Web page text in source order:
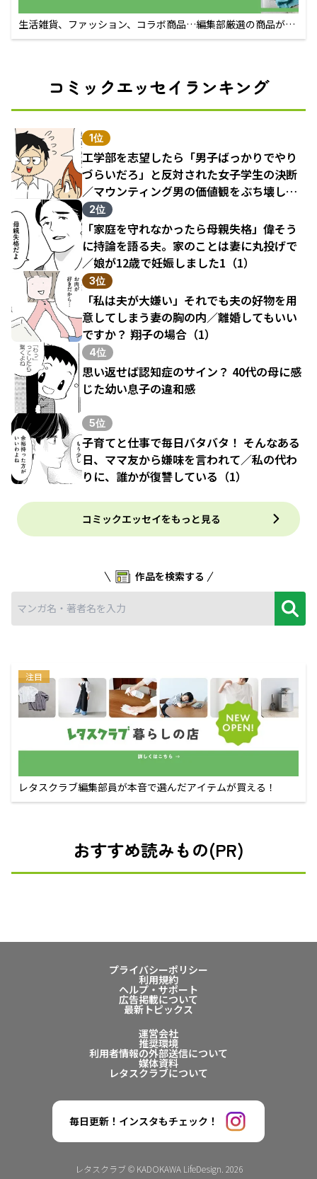
生活雑貨、ファッション、コラボ商品…編集部厳選の商品が買
えるECサイト
コミックエッセイランキング
1位
工学部を志望したら「男子ばっかりでやり
づらいだろ」と反対された女子学生の決断
／マウンティング男の価値観をぶち壊した
結果（1）
2位
「家庭を守れなかったら母親失格」偉そう
に持論を語る夫。家のことは妻に丸投げで
／娘が12歳で妊娠しました1（1）
3位
「私は夫が大嫌い」それでも夫の好物を用
意してしまう妻の胸の内／離婚してもいい
ですか？ 翔子の場合（1）
4位
思い返せば認知症のサイン？ 40代の母に感
じた幼い息子の違和感
5位
子育てと仕事で毎日バタバタ！ そんなある
日、ママ友から嫌味を言われて／私の代わ
りに、誰かが復讐している（1）
コミックエッセイをもっと見る
作品を検索する
注目
レタスクラブ編集部員が本音で選んだアイテムが買える！
おすすめ読みもの(PR)
プライバシーポリシー
利用規約
ヘルプ・サポート
広告掲載について
最新トピックス
運営会社
推奨環境
利用者情報の外部送信について
媒体資料
レタスクラブについて
毎日更新！インスタもチェック！
レタスクラブ © KADOKAWA LifeDesign. 2026